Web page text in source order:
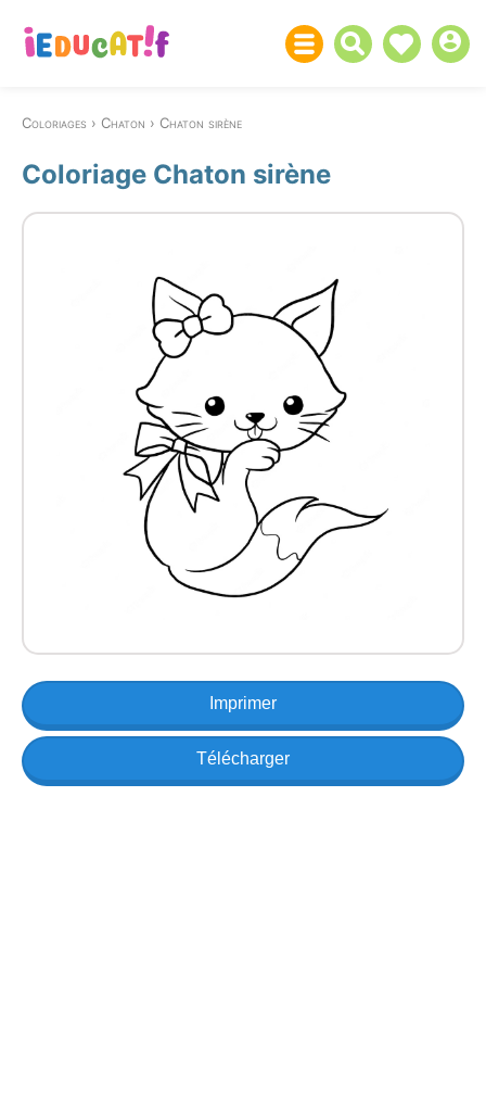
Coloriages Chaton Chaton sirène
Coloriage Chaton sirène
Imprimer
Télécharger